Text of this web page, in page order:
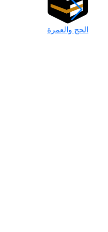
الحج والعمرة